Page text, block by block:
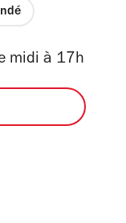
1
midi à 17h